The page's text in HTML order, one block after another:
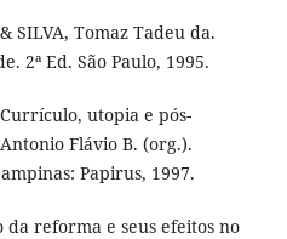
SILVA, Tomaz Tadeu da.
2ª Ed. São Paulo, 1995.
utopia e pós-
Flávio B. (org.).
Papirus, 1997.
da reforma e seus efeitos no